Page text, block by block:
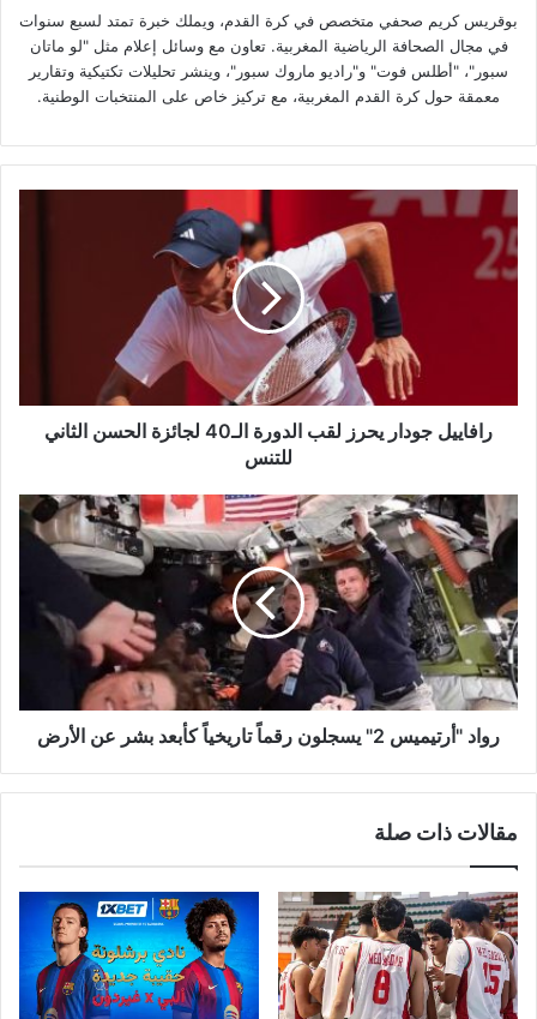
بوقريس كريم صحفي متخصص في كرة القدم، ويملك خبرة تمتد لسبع سنوات
في مجال الصحافة الرياضية المغربية. تعاون مع وسائل إعلام مثل "لو ماتان
سبور"، "أطلس فوت" و"راديو ماروك سبور"، وينشر تحليلات تكتيكية وتقارير
معمقة حول كرة القدم المغربية، مع تركيز خاص على المنتخبات الوطنية.
رافاييل
جودار
يحرز
لقب
الثاني
للتنس
رافاييل جودار يحرز لقب الدورة الـ40 لجائزة الحسن الثاني
للتنس
رواد
"أرتيميس
يسجلون
رقماً
تاريخياً
كأبعد
بشر
عن
الأرض
رواد "أرتيميس 2" يسجلون رقماً تاريخياً كأبعد بشر عن الأرض
مقالات ذات صلة